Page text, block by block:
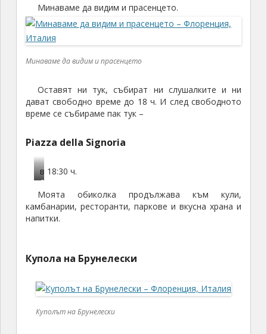
Минаваме да видим и прасенцето.
Минаваме да видим и прасенцето
Оставят ни тук, събират ни слушалките и ни
дават свободно време до 18 ч. И след свободното
време се събираме пак тук –
Piazza della Signoria
в 18:30 ч.
Д
а
в
и
Моята обиколка продължава към кули,
камбанарии, ресторанти, паркове и вкусна храна и
напитки.
Купола на Брунелески
Куполът на Брунелески